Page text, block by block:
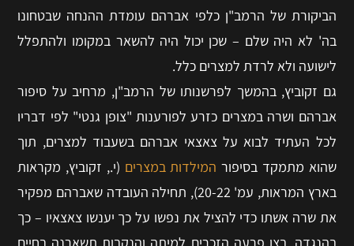
הביקורת של הרמב"ן כלפי אברהם עומדת ההנחה שבטחונו
בה' לא היה שלם – שכן יכול היה להשאר במקומו ולהתפלל
לישועה ולא לרדת למצרים כלל.
גם זקוביץ, בהמשך לפרשנותו של הרמב"ן, מרחיב על סיפור
אברהם ושרה במצרים כזרע לפורענות "צופן גנטי" לפי דבריו
לכל העתיד לבוא על צאצאי אברהם בשעבוד למצרים, תוך
שהוא מתמקד בסיפור המילדות במצרים (י., זקוביץ, מקראות
בארץ המראות, עמ' 20-22), תחילה העובדה שאברהם מפקיר
את שרה אשתו כדי להציל את נפשו על כך יענשו צאצאיו – כך
בהנגדה. בצו פרעה הזכרים למיתה והנקבות תשארנה בחיים